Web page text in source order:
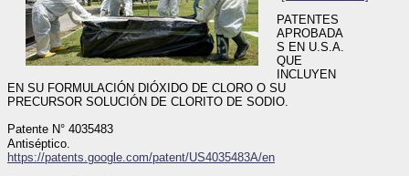
PATENTES
APROBADA
S EN U.S.A.
QUE
INCLUYEN
EN SU FORMULACIÓN DIÓXIDO DE CLORO O SU
PRECURSOR SOLUCIÓN DE CLORITO DE SODIO.
Patente N° 4035483
Antiséptico.
https://patents.google.com/patent/US4035483A/en